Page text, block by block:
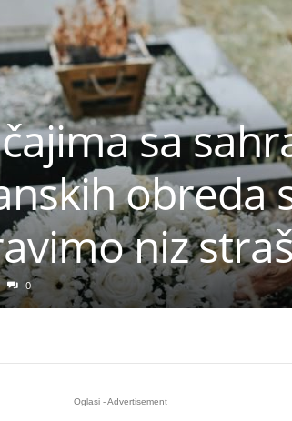
sa
niz
0
Oglasi - Advertisement